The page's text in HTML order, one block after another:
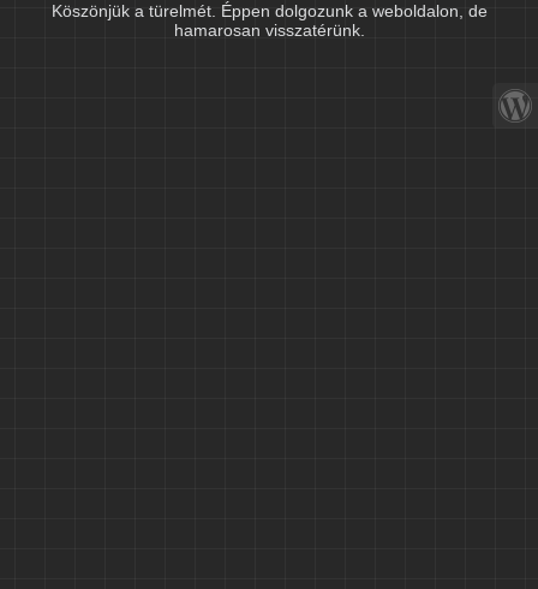
Köszönjük a türelmét. Éppen dolgozunk a weboldalon, de
hamarosan visszatérünk.